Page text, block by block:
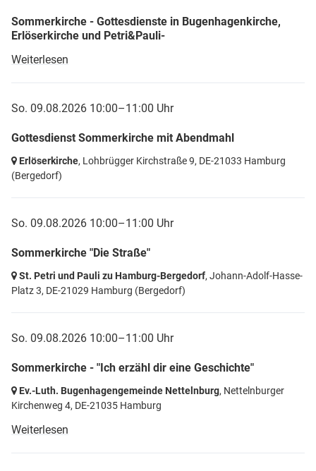
Sommerkirche - Gottesdienste in Bugenhagenkirche,
Erlöserkirche und Petri&Pauli-
Weiterlesen
So. 09.08.2026 10:00–11:00 Uhr
Gottesdienst Sommerkirche mit Abendmahl
Erlöserkirche, Lohbrügger Kirchstraße 9, DE-21033 Hamburg
(Bergedorf)
So. 09.08.2026 10:00–11:00 Uhr
Sommerkirche "Die Straße"
St. Petri und Pauli zu Hamburg-Bergedorf, Johann-Adolf-Hasse-
Platz 3, DE-21029 Hamburg (Bergedorf)
So. 09.08.2026 10:00–11:00 Uhr
Sommerkirche - "Ich erzähl dir eine Geschichte"
Ev.-Luth. Bugenhagengemeinde Nettelnburg, Nettelnburger
Kirchenweg 4, DE-21035 Hamburg
Weiterlesen